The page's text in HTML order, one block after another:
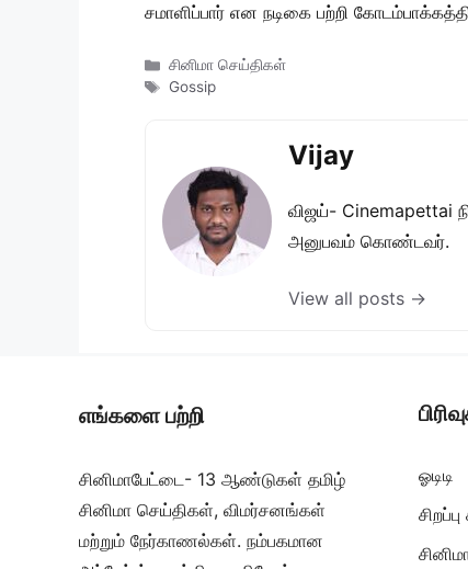
சமாளிப்பார் என நடிகை பற்றி
Categories
சினிமா செய்திகள்
Tags
Gossip
Vijay
விஜய்- Cinemapettai
அனுபவம் கொண்டவர்.
View all posts →
எங்களை பற்றி
சினிமாபேட்டை- 13 ஆண்டுகள் தமிழ்
சினிமா செய்திகள், விமர்சனங்கள்
மற்றும் நேர்காணல்கள். நம்பகமான
ஓடிடி